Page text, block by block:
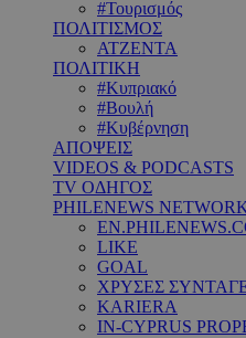
#Τουρισμός
ΠΟΛΙΤΙΣΜΟΣ
ΑΤΖΕΝΤΑ
ΠΟΛΙΤΙΚΗ
#Κυπριακό
#Βουλή
#Κυβέρνηση
ΑΠΟΨΕΙΣ
VIDEOS & PODCASTS
TV ΟΔΗΓΟΣ
PHILENEWS
LIKE
GOAL
ΧΡΥΣΕΣ
KARIERA
IN-CYPRUS